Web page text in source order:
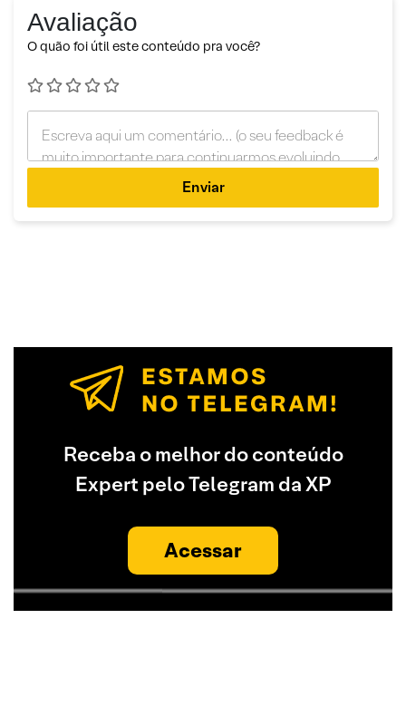
Avaliação
O quão foi útil este conteúdo pra você?
Enviar
Receba o melhor do conteúdo
Expert pelo Telegram da XP
Acessar